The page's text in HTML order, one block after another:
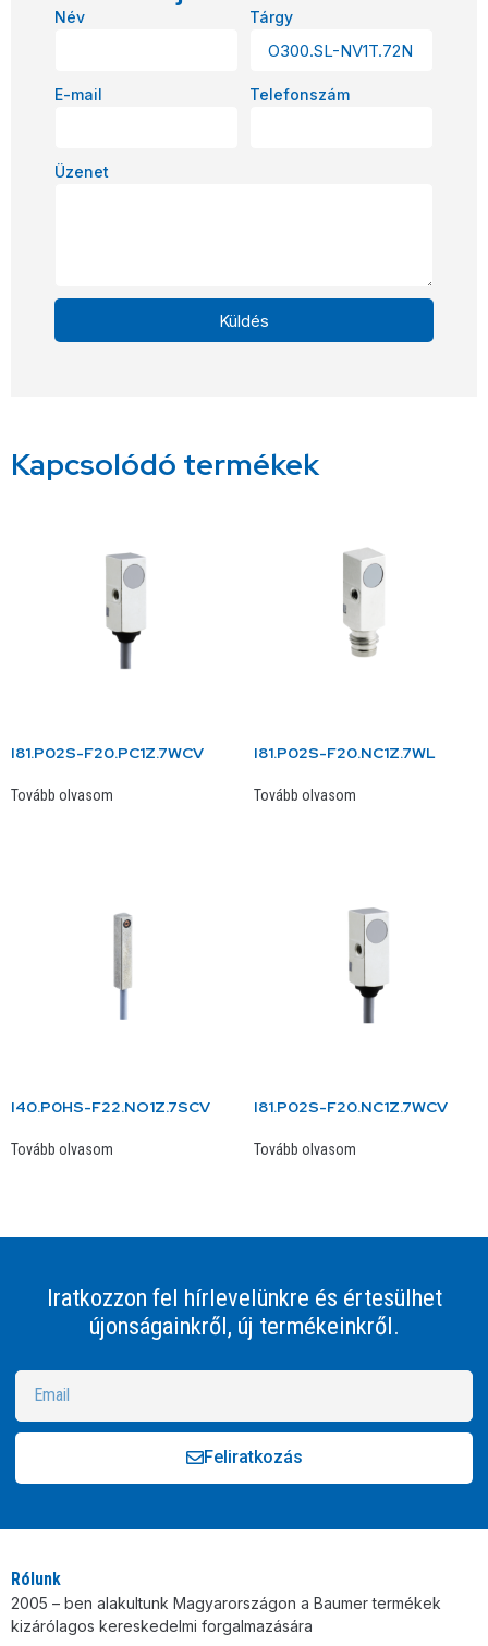
Név Tárgy
E-mail Telefonszám
Üzenet
Küldés
Kapcsolódó termékek
I81.P02S-F20.PC1Z.7WCV
Tovább olvasom
I81.P02S-F20.NC1Z.7WL
Tovább olvasom
I40.P0HS-F22.NO1Z.7SCV
Tovább olvasom
I81.P02S-F20.NC1Z.7WCV
Tovább olvasom
Iratkozzon fel hírlevelünkre és értesülhet
újonságainkről, új termékeinkről.
Feliratkozás
Rólunk
2005 – ben alakultunk Magyarországon a Baumer termékek
kizárólagos kereskedelmi forgalmazására